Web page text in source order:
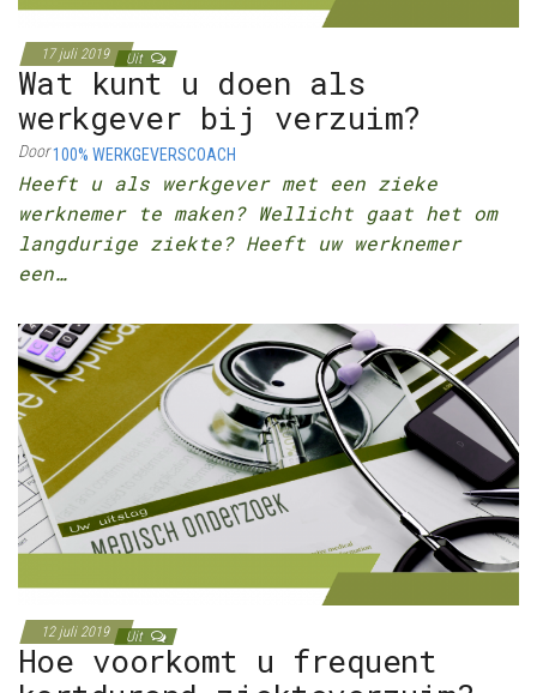
17 juli 2019 Uit
Wat kunt u doen als
werkgever bij verzuim?
Door100% WERKGEVERSCOACH
Heeft u als werkgever met een zieke
werknemer te maken? Wellicht gaat het om
langdurige ziekte? Heeft uw werknemer
een…
12 juli 2019 Uit
Hoe voorkomt u frequent